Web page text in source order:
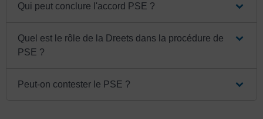
Qui peut conclure l'accord PSE ?
Quel est le rôle de la Dreets dans la procédure de
PSE ?
Peut-on contester le PSE ?